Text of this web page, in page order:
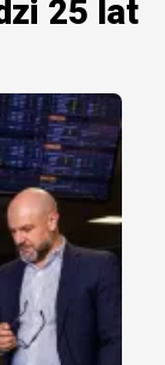
25 lat